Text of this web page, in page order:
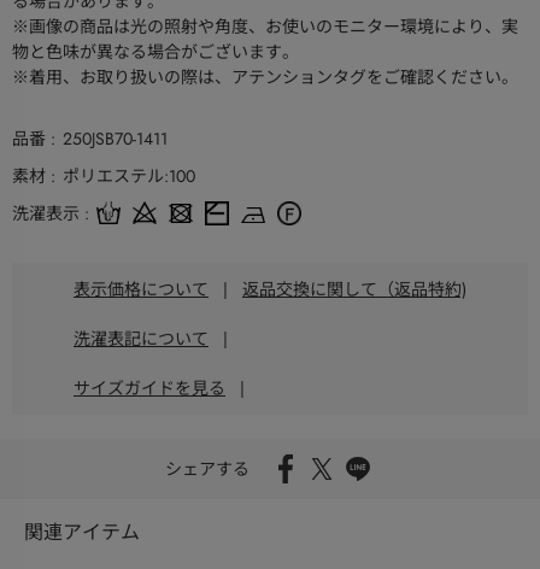
※画像の商品は光の照射や角度、お使いのモニター環境により、実
物と色味が異なる場合がございます。
※着用、お取り扱いの際は、アテンションタグをご確認ください。
品番
250JSB70-1411
素材
ポリエステル:100
洗濯表示
表示価格について | 返品交換に関して（返品特約)
洗濯表記について |
サイズガイドを見る |
シェアする
関連アイテム